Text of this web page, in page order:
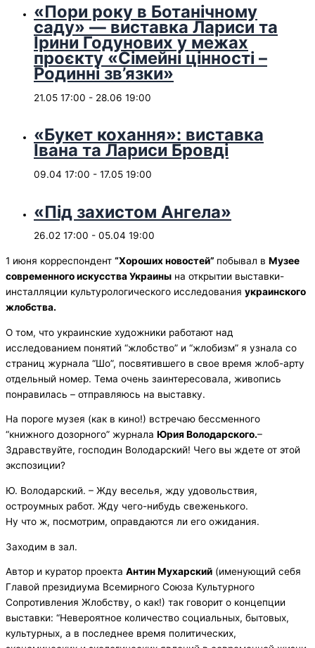
«Пори року в Ботанічному
саду» — виставка Лариси та
Ірини Годунових у межах
проєкту «Сімейні цінності –
Родинні зв’язки»
21.05 17:00 - 28.06 19:00
«Букет кохання»: виставка
Івана та Лариси Бровді
09.04 17:00 - 17.05 19:00
«Під захистом Ангела»
26.02 17:00 - 05.04 19:00
1 июня корреспондент “Хороших новостей” побывал в Музее
современного искусства Украины на открытии выставки-
инсталляции культурологического исследования украинского
жлобства.
О том, что украинские художники работают над
исследованием понятий “жлобство” и “жлобизм” я узнала со
страниц журнала “Шо”, посвятившего в свое время жлоб-арту
отдельный номер. Тема очень заинтересовала, живопись
понравилась – отправляюсь на выставку.
На пороге музея (как в кино!) встречаю бессменного
“книжного дозорного” журнала Юрия Володарского.–
Здравствуйте, господин Володарский! Чего вы ждете от этой
экспозиции?
Ю. Володарский. – Жду веселья, жду удовольствия,
остроумных работ. Жду чего-нибудь свеженького.
Ну что ж, посмотрим, оправдаются ли его ожидания.
Заходим в зал.
Автор и куратор проекта Антин Мухарский (именующий себя
Главой президиума Всемирного Союза Культурного
Сопротивления Жлобству, о как!) так говорит о концепции
выставки: “Невероятное количество социальных, бытовых,
культурных, а в последнее время политических,